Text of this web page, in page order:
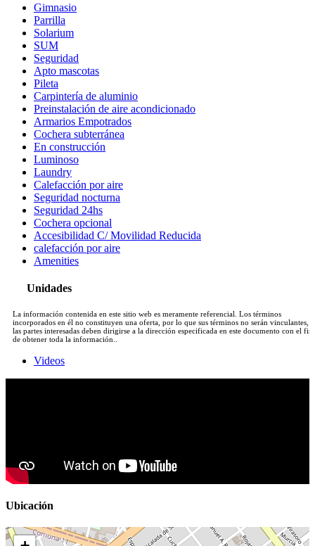
Gimnasio
Parrilla
Solarium
SUM
Seguridad
Apto mascotas
Pileta
Carpintería de aluminio
Preinstalación de aire acondicionado
Armarios Empotrados
Cochera subterránea
En construcción
Luminoso
Laundry
Calefacción por aire
Seguridad nocturna
Seguridad 24hs
Cochera opcional
Accesibilidad C/ Movilidad Reducida
calefacción por aire
Amenities
Unidades
La información contenida en este sitio web es meramente referencial. Los términos
incorporados en él no constituyen una oferta, por lo que sus términos no serán vinculantes, y
las partes interesadas deben dirigirse a la dirección especificada en este documento con el fin
de obtener toda la información..
Videos
Ubicación